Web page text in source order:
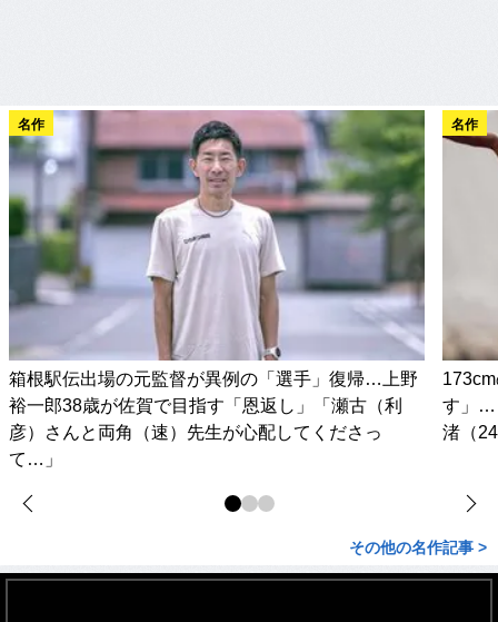
名作
箱根駅伝出場の元監督が異例の「選手」復帰…上野
裕一郎38歳が佐賀で目指す「恩返し」「瀬古（利
彦）さんと両角（速）先生が心配してくださっ
て…」
名作
す」…
渚（
その他の名作記事 >